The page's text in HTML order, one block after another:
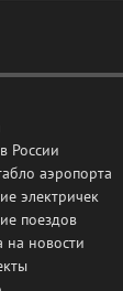
России
аэропорта
электричек
поездов
на новости